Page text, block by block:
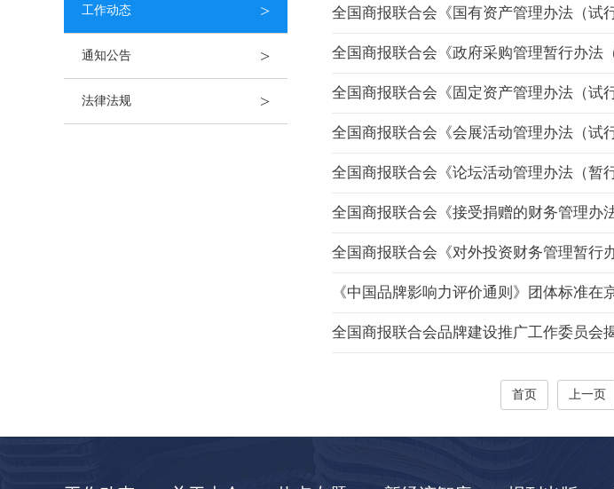
工作动态 >
通知公告 >
法律法规 >
全国商报联合会《国有资产管理办法（试
全国商报联合会《政府采购管理暂行办法
全国商报联合会《固定资产管理办法（试
全国商报联合会《会展活动管理办法（试
全国商报联合会《论坛活动管理办法（暂
全国商报联合会《接受捐赠的财务管理办
全国商报联合会《对外投资财务管理暂行
《中国品牌影响力评价通则》团体标准在
全国商报联合会品牌建设推广工作委员会
首页 上一页